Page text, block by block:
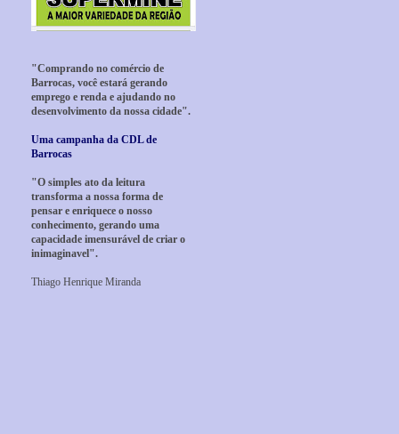
"Comprando no comércio de
Barrocas, você estará gerando
emprego e renda e ajudando no
desenvolvimento da nossa cidade".
Uma campanha da CDL de
Barrocas
"O simples ato da leitura
transforma a nossa forma de
pensar e enriquece o nosso
conhecimento, gerando uma
capacidade imensurável de criar o
inimaginavel".
Thiago Henrique Miranda